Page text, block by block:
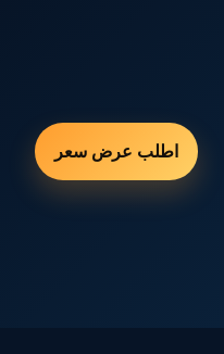
اطلب عرض سعر